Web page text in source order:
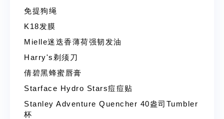
免提狗绳
K18发膜
Mielle迷迭香薄荷强韧发油
Harry's剃须刀
倩碧黑蜂蜜唇膏
Starface Hydro Stars痘痘贴
Stanley Adventure Quencher 40盎司Tumbler
杯